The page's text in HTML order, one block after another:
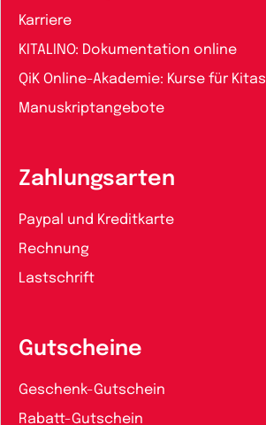
Karriere
KITALINO: Dokumentation online
QiK Online-Akademie: Kurse für Kitas
Manuskriptangebote
Zahlungsarten
Paypal und Kreditkarte
Rechnung
Lastschrift
Gutscheine
Geschenk-Gutschein
Rabatt-Gutschein